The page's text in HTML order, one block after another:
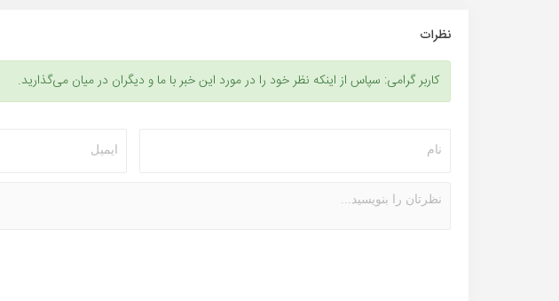
نظرات
کاربر گرامی: سپاس از اینکه نظر خود را در مورد این خبر با ما و دیگران در میان می‌گذارید.